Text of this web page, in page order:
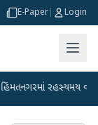
E-Paper Login
રહસ્યમય વાયરસ કે